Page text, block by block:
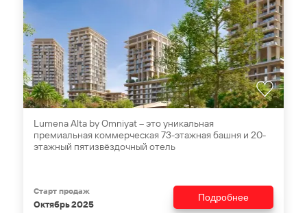
Lumena Alta by Omniyat – это уникальная
премиальная коммерческая 73-этажная башня и 20-
этажный пятизвёздочный отель
Старт продаж
Октябрь 2025
Подробнее